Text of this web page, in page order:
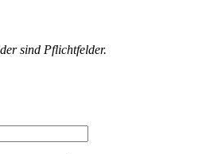
sind Pflichtfelder.